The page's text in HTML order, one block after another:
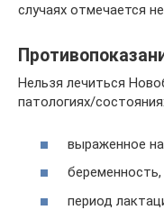
случаях отмечается
Нельзя лечиться
патологиях/
выраженное
беременность,
период